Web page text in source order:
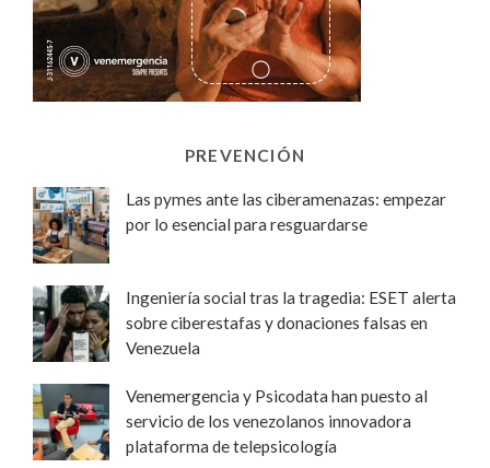
PREVENCIÓN
Las pymes ante las ciberamenazas: empezar
por lo esencial para resguardarse
Ingeniería social tras la tragedia: ESET alerta
sobre ciberestafas y donaciones falsas en
Venezuela
Venemergencia y Psicodata han puesto al
servicio de los venezolanos innovadora
plataforma de telepsicología